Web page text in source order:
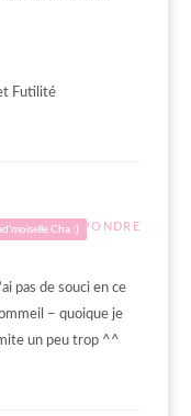
Futilité
Cha :)RÉPONDRE
pas de souci en ce
– quoique je
un peu trop ^^